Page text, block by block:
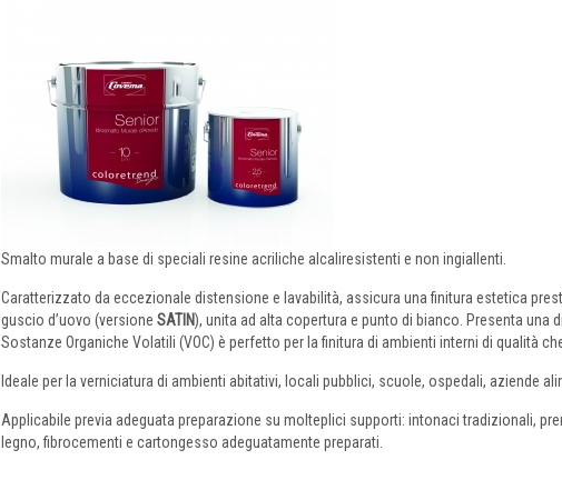
Smalto murale a base di speciali resine acriliche alcaliresistenti e non ingiallenti.
Caratterizzato da eccezionale distensione e lavabilità, assicura una finitura estetica
guscio d’uovo (versione SATIN), unita ad alta copertura e punto di bianco. Presenta
Sostanze Organiche Volatili (VOC) è perfetto per la finitura di ambienti interni di qualità
Ideale per la verniciatura di ambienti abitativi, locali pubblici, scuole, ospedali, aziende
Applicabile previa adeguata preparazione su molteplici supporti: intonaci tradizionali,
legno, fibrocementi e cartongesso adeguatamente preparati.